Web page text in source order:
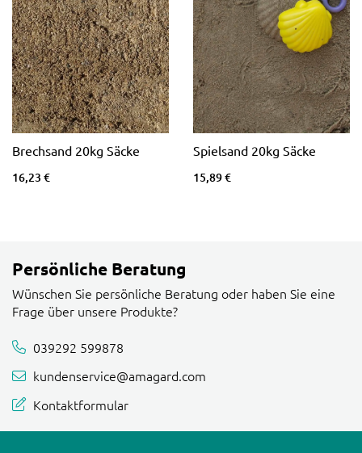
Brechsand 20kg Säcke
16,23 €
Spielsand 20kg Säcke
15,89 €
Persönliche Beratung
Wünschen Sie persönliche Beratung oder haben Sie eine
Frage über unsere Produkte?
039292 599878
kundenservice@amagard.com
Kontaktformular